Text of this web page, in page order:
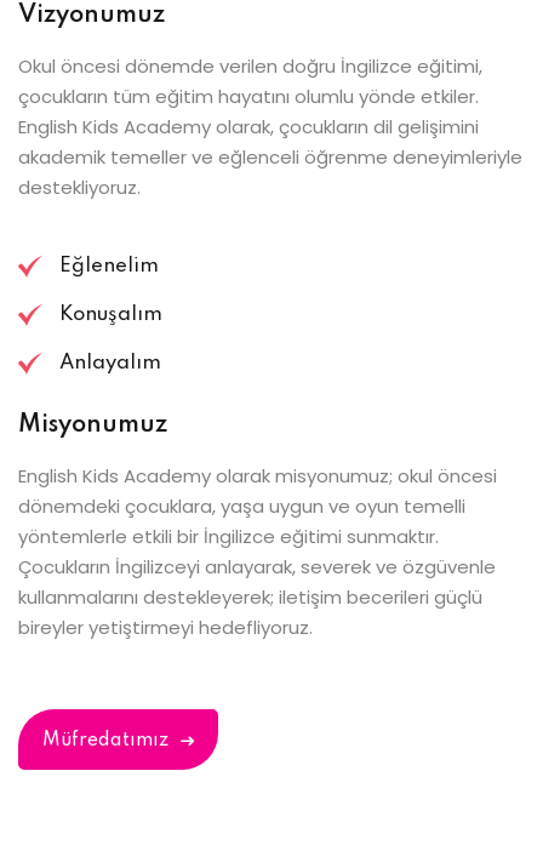
Vizyonumuz
Okul öncesi dönemde verilen doğru İngilizce eğitimi,
çocukların tüm eğitim hayatını olumlu yönde etkiler.
English Kids Academy olarak, çocukların dil gelişimini
akademik temeller ve eğlenceli öğrenme deneyimleriyle
destekliyoruz.
Eğlenelim
Konuşalım
Anlayalım
Misyonumuz
English Kids Academy olarak misyonumuz; okul öncesi
dönemdeki çocuklara, yaşa uygun ve oyun temelli
yöntemlerle etkili bir İngilizce eğitimi sunmaktır.
Çocukların İngilizceyi anlayarak, severek ve özgüvenle
kullanmalarını destekleyerek; iletişim becerileri güçlü
bireyler yetiştirmeyi hedefliyoruz.
Müfredatımız